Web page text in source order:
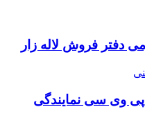
کابل آلومینیومی سمنان 16*4 پی وی سی نمایندگی